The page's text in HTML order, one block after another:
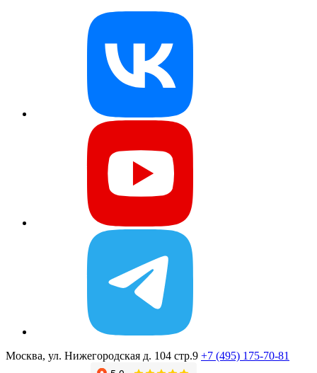
Москва, ул. Нижегородская д. 104 стр.9 +7 (495) 175-70-81